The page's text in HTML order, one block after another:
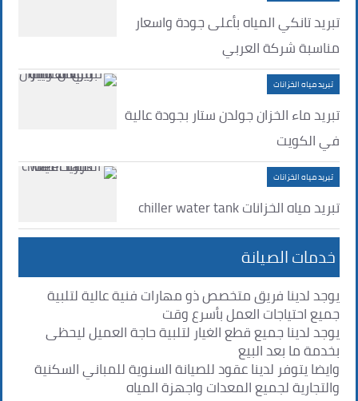
تبريد تانكي المياه بأعلى جودة واسعار
مناسبة شركة العربي
تبريد مياه الخزانات
تبريد ماء الخزان جولدن ستار بجودة عالية
في الكويت
تبريد مياه الخزانات
تبريد مياه الخزانات chiller water tank
خدمات الصيانة
يوجد لدينا فريق متخصص ذو مهارات فنية عالية لتلبية
جميع احتياجات العمل بأسرع وقت
يوجد لدينا جميع قطع الغيار لتلبية حاجة العميل ليحظى
بخدمة ما بعد البيع
وايضا يتوفر لدينا عقود للصيانة السنوية للمباني السكنية
والتجارية لجميع المعدات واجهزة المياه